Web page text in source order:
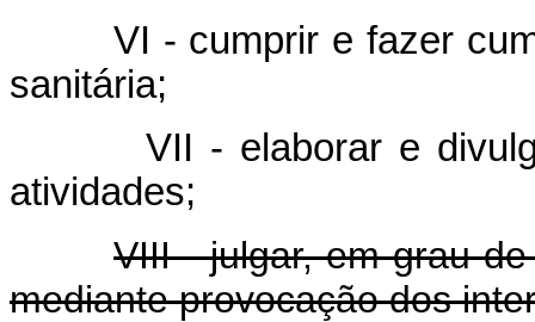
VI - cumprir e fazer
sanitária;
VII - elaborar e divulgar
atividades;
VIII - julgar, em grau
mediante provocação dos